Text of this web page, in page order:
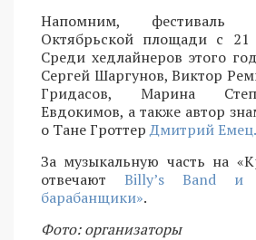
Напомним, фестиваль
Октябрьской площади с 21
Среди хедлайнеров этого
Сергей Шаргунов, Виктор
Гридасов, Марина
Евдокимов, а также автор
о Тане ГроттерДмитрий Емец.
За музыкальную часть на
отвечают Billy’s Band и
барабанщики».
Фото: организаторы